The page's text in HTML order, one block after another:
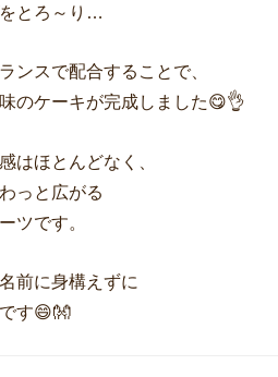
をとろ～り…
ンスで配合することで、
のケーキが完成しました😋👌
はほとんどなく、
っと広がる
ツです。
前に身構えずに
す😄👐